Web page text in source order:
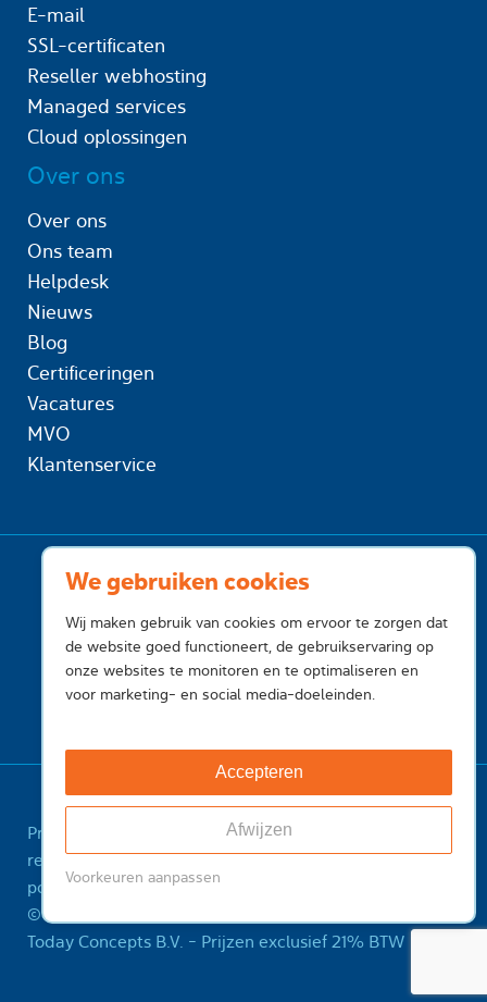
We gebruiken cookies
Wij maken gebruik van cookies om ervoor te zorgen dat
de website goed functioneert, de gebruikservaring op
onze websites te monitoren en te optimaliseren en
voor marketing- en social media-doeleinden.
Accepteren
Afwijzen
Voorkeuren aanpassen
E-mail
SSL-certificaten
Reseller webhosting
Managed services
Cloud oplossingen
Over ons
Over ons
Ons team
Helpdesk
Nieuws
Blog
Certificeringen
Vacatures
MVO
Klantenservice
Privacy Voorwaarden
registry
Feedback Sitemap
ICANN Registrant
policy
Misbruik melden
© 2001-2026 InternetToday, is een handelsnaam van
Today Concepts B.V. - Prijzen exclusief 21% BTW